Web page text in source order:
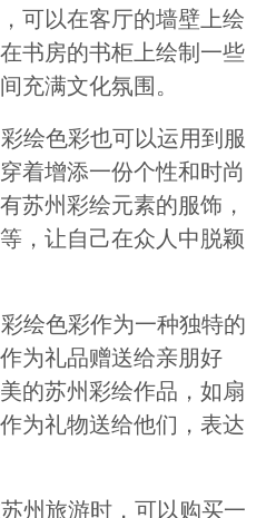
可以在客厅的墙壁上绘
书房的书柜上绘制一些
充满文化氛围。
绘色彩也可以运用到服
着增添一份个性和时尚
苏州彩绘元素的服饰，
，让自己在众人中脱颖
绘色彩作为一种独特的
为礼品赠送给亲朋好
的苏州彩绘作品，如扇
为礼物送给他们，表达
州旅游时，可以购买一